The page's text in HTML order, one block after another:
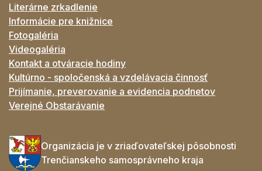
Literárne zrkadlenie
Informácie pre knižnice
Fotogaléria
Videogaléria
Kontakt a otváracie hodiny
Kultúrno - spoločenská a vzdelávacia činnosť
Prijímanie, preverovanie a evidencia podnetov
Verejné Obstarávanie
Organizácia je v zriaďovateľskej pôsobnosti
Trenčianskeho samosprávneho kraja